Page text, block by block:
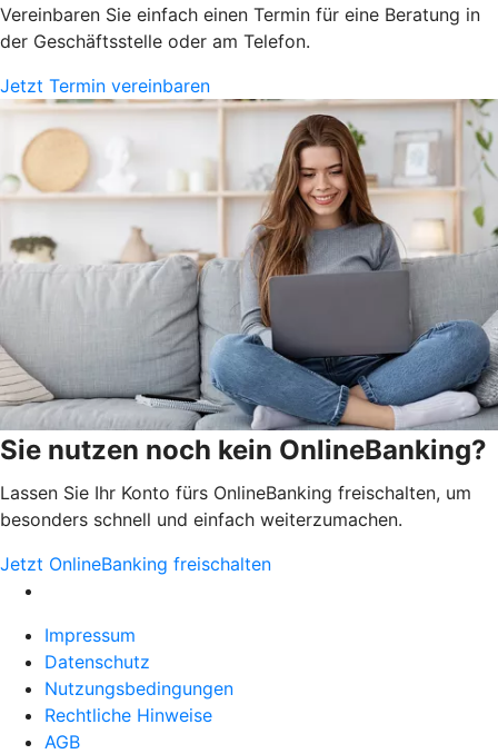
Vereinbaren Sie einfach einen Termin für eine Beratung in
der Geschäftsstelle oder am Telefon.
Jetzt Termin vereinbaren
Sie nutzen noch kein OnlineBanking?
Lassen Sie Ihr Konto fürs OnlineBanking freischalten, um
besonders schnell und einfach weiterzumachen.
Jetzt OnlineBanking freischalten
Impressum
Datenschutz
Nutzungsbedingungen
Rechtliche Hinweise
AGB